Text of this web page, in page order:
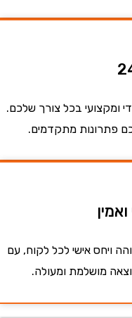
בכל צורך שלכם.
מתקדמים.
אישי לכל לקוח, עם
מושלמת ומעולה.